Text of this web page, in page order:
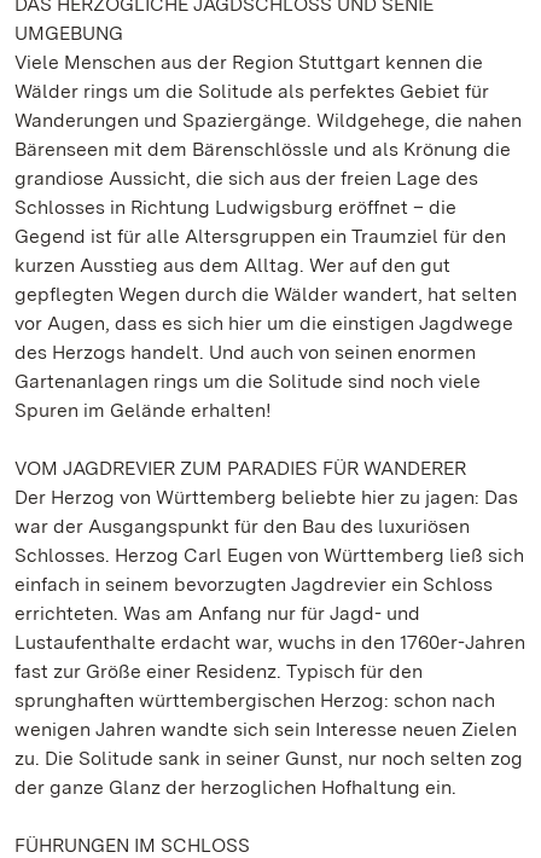
UMGEBUNG
Viele Menschen aus der Region Stuttgart kennen die
Wälder rings um die Solitude als perfektes Gebiet für
Wanderungen und Spaziergänge. Wildgehege, die nahen
Bärenseen mit dem Bärenschlössle und als Krönung die
grandiose Aussicht, die sich aus der freien Lage des
Schlosses in Richtung Ludwigsburg eröffnet – die
Gegend ist für alle Altersgruppen ein Traumziel für den
kurzen Ausstieg aus dem Alltag. Wer auf den gut
gepflegten Wegen durch die Wälder wandert, hat selten
vor Augen, dass es sich hier um die einstigen Jagdwege
des Herzogs handelt. Und auch von seinen enormen
Gartenanlagen rings um die Solitude sind noch viele
Spuren im Gelände erhalten!
VOM JAGDREVIER ZUM PARADIES FÜR WANDERER
Der Herzog von Württemberg beliebte hier zu jagen: Das
war der Ausgangspunkt für den Bau des luxuriösen
Schlosses. Herzog Carl Eugen von Württemberg ließ sich
einfach in seinem bevorzugten Jagdrevier ein Schloss
errichteten. Was am Anfang nur für Jagd- und
Lustaufenthalte erdacht war, wuchs in den 1760er-Jahren
fast zur Größe einer Residenz. Typisch für den
sprunghaften württembergischen Herzog: schon nach
wenigen Jahren wandte sich sein Interesse neuen Zielen
zu. Die Solitude sank in seiner Gunst, nur noch selten zog
der ganze Glanz der herzoglichen Hofhaltung ein.
FÜHRUNGEN IM SCHLOSS